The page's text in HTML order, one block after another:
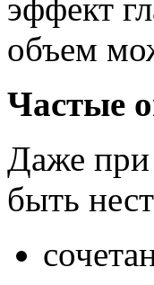
эффект
объем
Частые
Даже при
быть